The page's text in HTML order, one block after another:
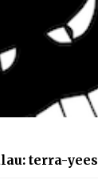
terra-yees